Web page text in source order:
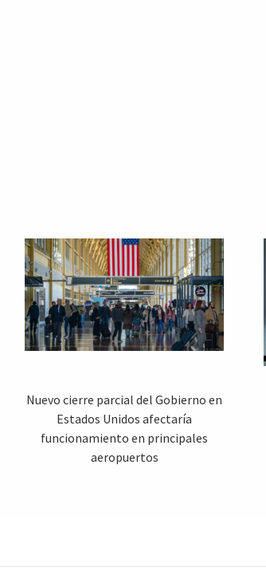
Nuevo cierre parcial del Gobierno en
Estados Unidos afectaría
funcionamiento en principales
aeropuertos